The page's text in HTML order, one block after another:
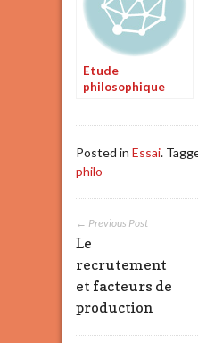
Etude
philosophique
Posted in Essai.
philo
← Previous Post
Le
recrutement
et facteurs de
production